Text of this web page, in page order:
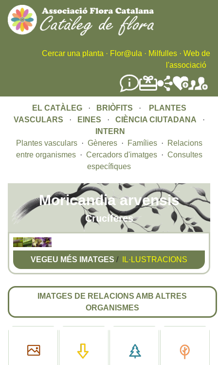
Skip
to
main
content
Cercar una planta · Flor@ula · Milfulles · Web de
l'associació
EL CATÀLEG· BRIÒFITS ·
PLANTES
VASCULARS · EINES · CIÈNCIA CIUTADANA ·
INTERN
Plantes vasculars· Gèneres· Famílies·
Relacions
entre organismes· Cercadors d'imatges· Consultes
específiques
Moricandia arvensis
Crucíferes
VEGEU MÉS IMATGES / IL·LUSTRACIONS
IMATGES DE RELACIONS AMB ALTRES
ORGANISMES